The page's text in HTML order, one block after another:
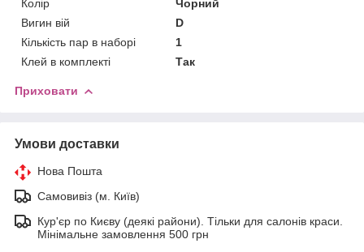
Колір
Чорний
Вигин вій
D
Кількість пар в наборі
1
Клей в комплекті
Так
Приховати
Умови доставки
Нова Пошта
Самовивіз (м. Київ)
Кур'єр по Києву (деякі райони). Тільки для салонів краси.
Мінімальне замовлення 500 грн